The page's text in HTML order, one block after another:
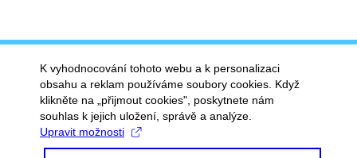
K vyhodnocování tohoto webu a k personalizaci
obsahu a reklam používáme soubory cookies. Když
klikněte na „přijmout cookies", poskytnete nám
souhlas k jejich uložení, správě a analýze.
Upravit možnosti